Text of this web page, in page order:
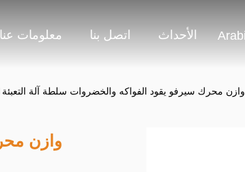
معلومات عنا اتصل بنا الأحداث
دقة التلقائي Multihead وازن محرك سيرفو يقود الفواكه والخضروات سلطة آلة التعبئة